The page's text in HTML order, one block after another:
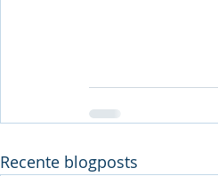
Recente blogposts